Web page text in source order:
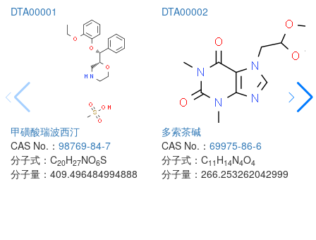
DTA00001
甲磺酸瑞波西汀
CAS No.： 98769-84-7
分子式： C20H27NO6S
分子量： 409.496484994888
DTA00002
多索茶碱
CAS No.： 69975-86-6
分子式： C11 H14N4O4
分子量： 266.253262042999